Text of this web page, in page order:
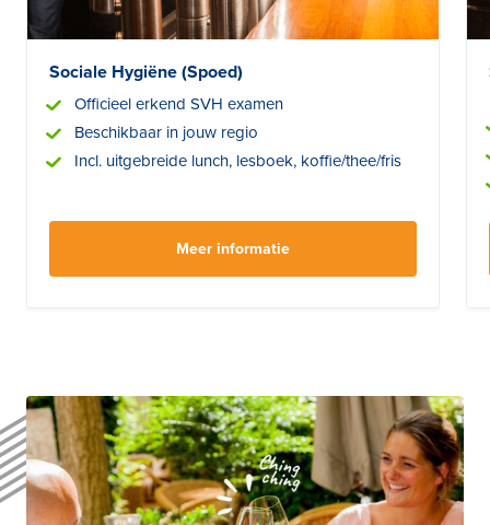
Sociale Hygiëne (Spoed)
Officieel erkend SVH examen
Beschikbaar in jouw regio
Incl. uitgebreide lunch, lesboek, koffie/thee/fris
Meer informatie